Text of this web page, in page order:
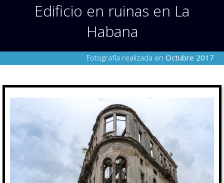
Edificio en ruinas en La
Habana
Fotografía realizada en Octubre 2017